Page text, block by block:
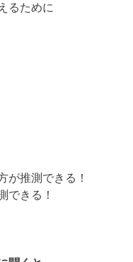
るために
が推測できる！
できる！